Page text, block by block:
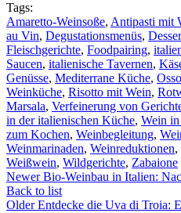
Tags:
Amaretto-Weinsoße, Antipasti mit
au Vin, Degustationsmenüs,
Fleischgerichte, Foodpairing,
Saucen, italienische Tavernen,
Genüsse, Mediterrane Küche,
Weinküche, Risotto mit Wein,
Marsala, Verfeinerung von
in der italienischen Küche, Wein
zum Kochen, Weinbegleitung,
Weinmarinaden, Weinreduktionen,
Weißwein, Wildgerichte, Zabaione
Newer Bio-Weinbau in Italien:
Back to list
Older Entdecke die Uva di Troia: